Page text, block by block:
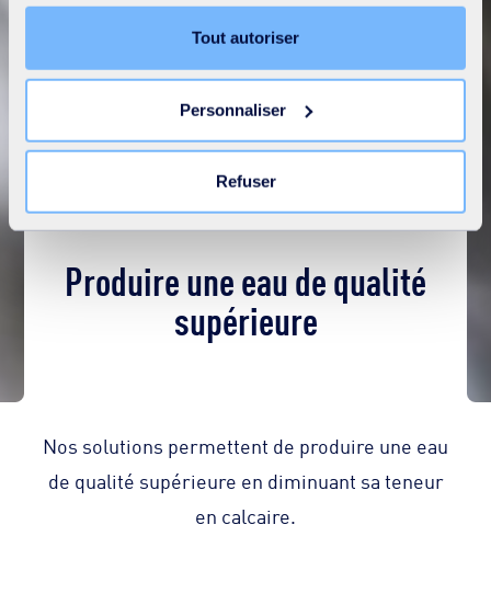
Préférences, Statistiques et Marketing), cliquez sur
l’onglet « Détails ». Via ce bandeau, vous pouvez
librement accepter ou refuser tous les cookies ou
nécessaires ne peut entrainer une restriction de l’accès
au site. Vous pouvez retirer votre consentement à tout
Tout autoriser
Personnaliser
Refuser
Produire une eau de qualité
supérieure
Nos solutions permettent de produire une eau
de qualité supérieure en diminuant sa teneur
en calcaire.